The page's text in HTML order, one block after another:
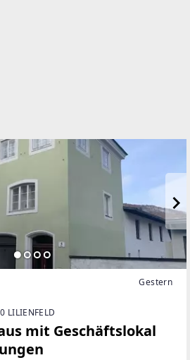
Gestern
LILIENFELD
mit Geschäftslokal